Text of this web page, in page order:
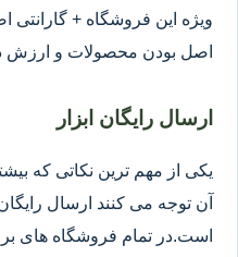
ویژه این فروشگاه +
اصل بودن محصولات و ارزش
ارسال رایگان ابزار
یکی از مهم ترین نکاتی که
آن توجه می کنند ارسال
است.در تمام فروشگاه های